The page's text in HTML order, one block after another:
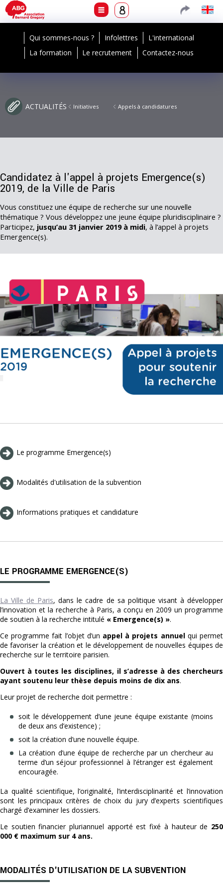
Qui sommes-nous ? Infolettres
L'international
La formation
Le recrutement Contactez-nous
ACTUALITÉS Initiatives Appels à candidatures
Candidatez à l'appel à projets Emergence(s)
2019, de la Ville de Paris
Vous constituez une équipe de recherche sur une nouvelle
thématique ? Vous développez une jeune équipe pluridisciplinaire ?
Participez, jusqu’au 31 janvier 2019 à midi, à l’appel à projets
Emergence(s).
Le programme Emergence(s)
Modalités d'utilisation de la subvention
Informations pratiques et candidature
LE PROGRAMME EMERGENCE(S)
La Ville de Paris, dans le cadre de sa politique visant à développer
l’innovation et la recherche à Paris, a conçu en 2009 un programme
de soutien à la recherche intitulé « Emergence(s) ».
Ce programme fait l’objet d’un appel à projets annuelqui permet
de favoriser la création et le développement de nouvelles équipes de
recherche sur le territoire parisien.
Ouvert à toutes les disciplines, il s’adresse à des chercheurs
ayant soutenu leur thèse depuis moins de dix ans.
Leur projet de recherche doit permettre :
soit le développement d’une jeune équipe existante (moins
de deux ans d’existence) ;
soit la création d’une nouvelle équipe.
La création d’une équipe de recherche par un chercheur au
terme d’un séjour professionnel à l’étranger est également
encouragée.
La qualité scientifique, l’originalité, l’interdisciplinarité et l’innovation
sont les principaux critères de choix du jury d’experts scientifiques
chargé d’examiner les dossiers.
Le soutien financier pluriannuel apporté est fixé à hauteur de 250
000 € maximum sur 4 ans.
MODALITÉS D'UTILISATION DE LA SUBVENTION